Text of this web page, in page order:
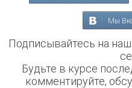
Мы
Подписывайтесь на
Будьте в курсе
комментируйте,